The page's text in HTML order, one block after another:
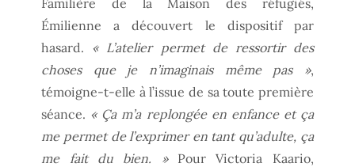
Émilienne a découvert le dispositif par
hasard. « L’atelier permet de ressortir des
choses que je n’imaginais même pas »,
témoigne-t-elle à l’issue de sa toute première
séance. « Ça m’a replongée en enfance et ça
me permet de l’exprimer en tant qu’adulte, ça
me fait du bien. »Pour Victoria Kaario,